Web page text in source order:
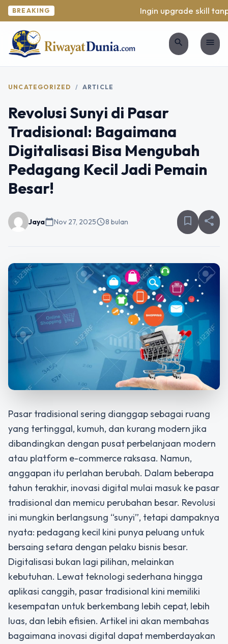
BREAKING Ingin upgrade skill
search menu
UNCATEGORIZED / ARTICLE
Revolusi Sunyi di Pasar
Tradisional: Bagaimana
Digitalisasi Bisa Mengubah
Pedagang Kecil Jadi Pemain
Besar!
Jayacalendar_todayNov 27, 2025schedule8 bulan bookmark_border share
Pasar tradisional sering dianggap sebagai ruang
yang tertinggal, kumuh, dan kurang modern jika
dibandingkan dengan pusat perbelanjaan modern
atau platform e-commerce raksasa. Namun,
anggapan itu perlahan berubah. Dalam beberapa
tahun terakhir, inovasi digital mulai masuk ke pasar
tradisional dan memicu perubahan besar. Revolusi
ini mungkin berlangsung “sunyi”, tetapi dampaknya
nyata: pedagang kecil kini punya peluang untuk
bersaing setara dengan pelaku bisnis besar.
Digitalisasi bukan lagi pilihan, melainkan
kebutuhan. Lewat teknologi sederhana hingga
aplikasi canggih, pasar tradisional kini memiliki
kesempatan untuk berkembang lebih cepat, lebih
luas, dan lebih efisien. Artikel ini akan membahas
bagaimana inovasi digital dapat memberdayakan